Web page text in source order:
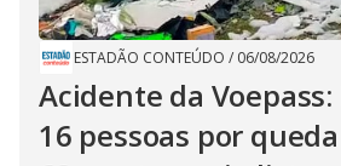
ESTADÃO CONTEÚDO / 06/08/2026
Acidente da Voepass:
16 pessoas por